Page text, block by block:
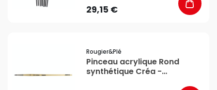
29,15 €
Rougier&plé
Pinceau acrylique Rond
synthétique Créa -